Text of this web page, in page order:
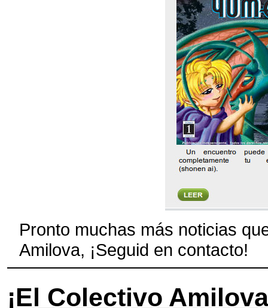
Pronto muchas más noticias
Amilova, ¡Seguid en contacto!
¡El Colectivo